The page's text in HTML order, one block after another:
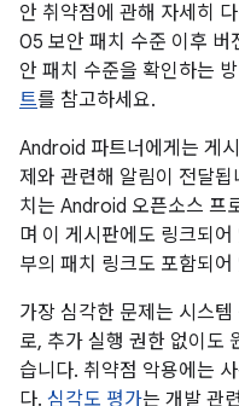
안 취약점에 관해 자세히
05 보안 패치 수준 이후 버
안 패치 수준을 확인하는
트를 참고하세요.
Android 파트너에게는 게
제와 관련해 알림이 전달
치는 Android 오픈소스 프
며 이 게시판에도 링크되
부의 패치 링크도 포함되어
가장 심각한 문제는 시스
로, 추가 실행 권한 없이도
습니다. 취약점 악용에는
다. 심각도 평가는 개발 관